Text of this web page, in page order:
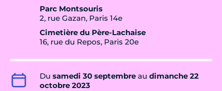
Parc Montsouris
2, rue Gazan, Paris 14e
Cimetière du Père-Lachaise
16, rue du Repos, Paris 20e
Du samedi 30 septembre au dimanche 22
octobre 2023